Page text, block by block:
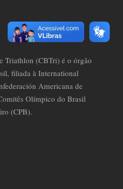
Triathlon (CBTri) é o órgão
filiada à International
Americana de
Olímpico do Brasil
(CPB).